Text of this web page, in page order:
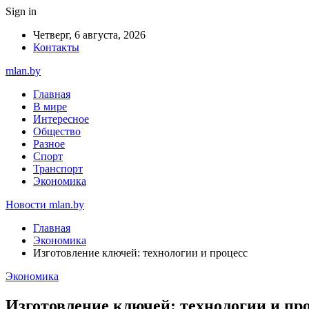
Sign in
Четверг, 6 августа, 2026
Контакты
mlan.by
Главная
В мире
Интересное
Общество
Разное
Спорт
Транспорт
Экономика
Новости mlan.by
Главная
Экономика
Изготовление ключей: технологии и процесс
Экономика